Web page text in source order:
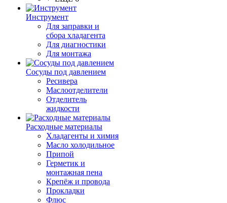
Инструмент
Для заправки и
сбора хладагента
Для диагностики
Для монтажа
Сосуды под давлением
Ресивера
Маслоотделители
Отделитель
жидкости
Расходные материалы
Хладагенты и химия
Масло холодильное
Припой
Герметик и
монтажная пена
Крепёж и провода
Прокладки
Флюс